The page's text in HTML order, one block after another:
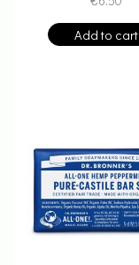
Add to cart